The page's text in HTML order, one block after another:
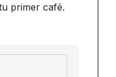
primer café.